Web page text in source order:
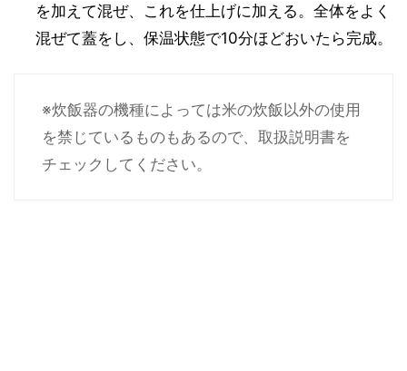
を加えて混ぜ、これを仕上げに加える。全体をよく
混ぜて蓋をし、保温状態で10分ほどおいたら完成。
※炊飯器の機種によっては米の炊飯以外の使用
を禁じているものもあるので、取扱説明書を
チェックしてください。